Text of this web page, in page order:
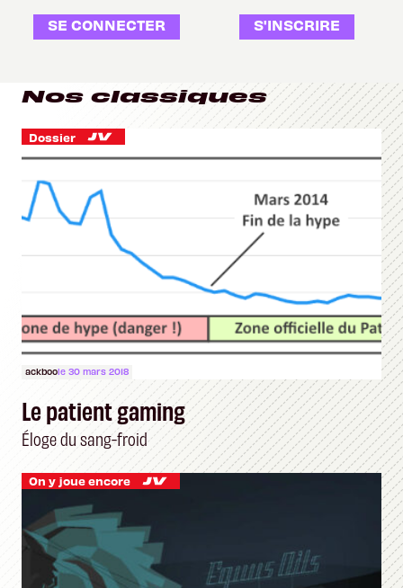
SE CONNECTER S'INSCRIRE
Nos classiques
Dossier
ackboole 30 mars 2018
Le patient gaming
Éloge du sang-froid
On y joue encore